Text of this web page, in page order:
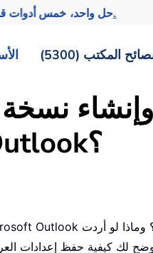
— حل واحد، خمس أدوات
المكتب (5300)
نسخة
مجلدات أخرى في Outlook؟